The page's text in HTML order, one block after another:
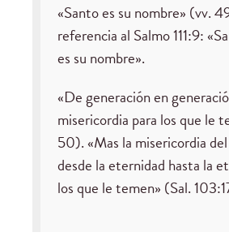
«Santo es su nombre» (vv.
referencia al Salmo 111:9:
es su nombre».
«De generación en
misericordia para los que le
50). «Mas la misericordia
desde la eternidad hasta la
los que le temen» (Sal.